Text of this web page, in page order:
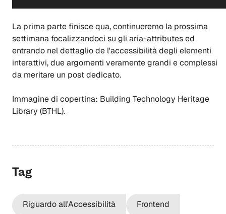
La prima parte finisce qua, continueremo la prossima
settimana focalizzandoci su gli aria-attributes ed
entrando nel dettaglio de l'accessibilità degli elementi
interattivi, due argomenti veramente grandi e complessi
da meritare un post dedicato.
Immagine di copertina: Building Technology Heritage
Library (BTHL).
Tag
Riguardo all'Accessibilità Frontend